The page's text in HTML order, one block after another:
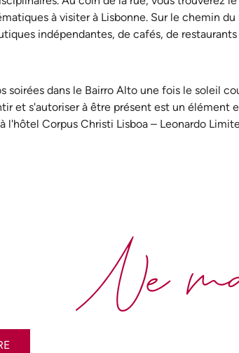
à visiter à Lisbonne. Sur le chemin du
indépendantes, de cafés, de restaurants
dans le Bairro Alto une fois le soleil
et s'autoriser à être présent est un élément
l'hôtel Corpus Christi Lisboa – Leonardo
Ne